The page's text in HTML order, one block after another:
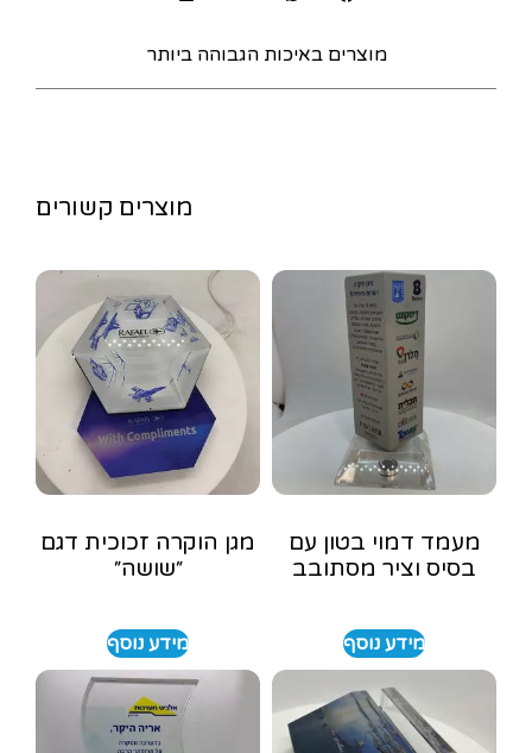
מוצרים באיכות הגבוהה ביותר
מוצרים קשורים
מעמד דמוי בטון עם
בסיס וציר מסתובב
מידע נוסף
מגן הוקרה זכוכית דגם
״שושה״
מידע נוסף